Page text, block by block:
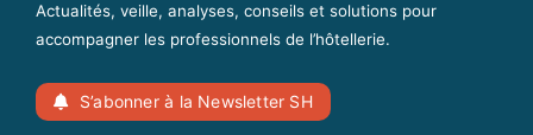
Actualités, veille, analyses, conseils et solutions pour
accompagner les professionnels de l’hôtellerie.
S’abonner à la Newsletter SH